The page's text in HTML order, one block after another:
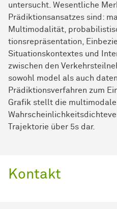
untersucht. Wesentliche
Prädiktionsansatzes sind:
Multimodalität,
tionsrepräsentation,
Situationskontextes und
zwischen den
sowohl model als auch
Prädiktionsverfahren zum
Grafik stellt die multimodale
Trajektorie über 5s dar.
Kontakt